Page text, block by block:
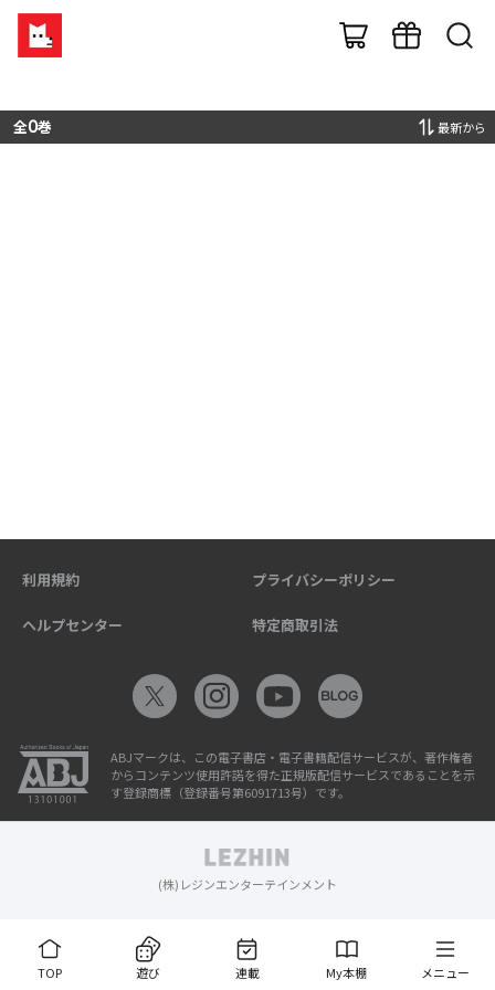
全0巻 最新から
TOP 遊び 連載 My本棚 メニュー
利用規約 プライバシーポリシー
ヘルプセンター 特定商取引法
ABJマークは、この電子書店・電子書籍配信サービスが、著作権者
からコンテンツ使用許諾を得た正規版配信サービスであることを示
す登録商標（登録番号第6091713号）です。
(株)レジンエンターテインメント